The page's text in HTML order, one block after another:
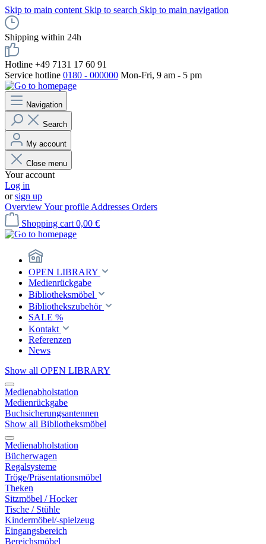
Skip to main content Skip to search Skip to main navigation
Shipping within 24h
Hotline +49 7131 17 60 91
Service hotline 0180 - 000000 Mon-Fri, 9 am - 5 pm
Navigation
Search
My account
Close menu
Your account
Log in
orsign up
OverviewYour profile Addresses Orders
Shopping cart 0,00 €
OPEN LIBRARY
Medienrückgabe
Bibliotheksmöbel
Bibliothekszubehör
SALE %
Kontakt
Referenzen
News
Show all OPEN LIBRARY
Medienabholstation
Medienrückgabe
Buchsicherungsantennen
Show all Bibliotheksmöbel
Medienabholstation
Bücherwagen
Regalsysteme
Tröge/Präsentationsmöbel
Theken
Sitzmöbel / Hocker
Tische / Stühle
Kindermöbel/-spielzeug
Eingangsbereich
Bereichsmöbel